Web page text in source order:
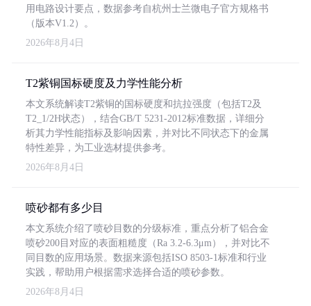
用电路设计要点，数据参考自杭州士兰微电子官方规格书
（版本V1.2）。
2026年8月4日
T2紫铜国标硬度及力学性能分析
本文系统解读T2紫铜的国标硬度和抗拉强度（包括T2及
T2_1/2H状态），结合GB/T 5231-2012标准数据，详细分
析其力学性能指标及影响因素，并对比不同状态下的金属
特性差异，为工业选材提供参考。
2026年8月4日
喷砂都有多少目
本文系统介绍了喷砂目数的分级标准，重点分析了铝合金
喷砂200目对应的表面粗糙度（Ra 3.2-6.3μm），并对比不
同目数的应用场景。数据来源包括ISO 8503-1标准和行业
实践，帮助用户根据需求选择合适的喷砂参数。
2026年8月4日